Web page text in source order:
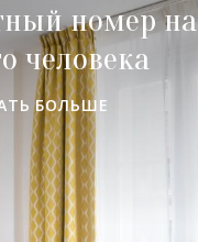
номер на
человека
БОЛЬШЕ